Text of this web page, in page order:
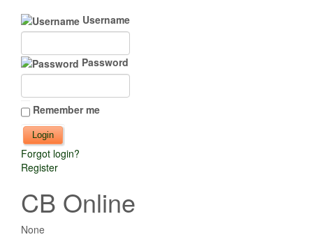
Username
Password
Remember me
Forgot login?
Register
CB Online
None